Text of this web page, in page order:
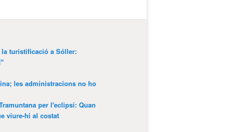
turistificació a Sóller:
les administracions no ho
per l'eclipsi: Quan
viure-hi al costat